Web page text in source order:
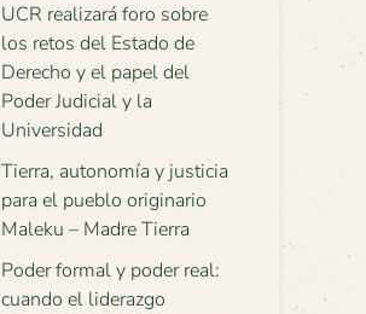
UCR realizará foro sobre
los retos del Estado de
Derecho y el papel del
Poder Judicial y la
Universidad
Tierra, autonomía y justicia
para el pueblo originario
Maleku – Madre Tierra
Poder formal y poder real:
cuando el liderazgo